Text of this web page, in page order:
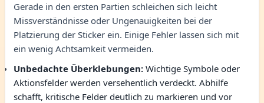
Gerade in den ersten Partien schleichen sich leicht
Missverständnisse oder Ungenauigkeiten bei der
Platzierung der Sticker ein. Einige Fehler lassen sich mit
ein wenig Achtsamkeit vermeiden.
Unbedachte Überklebungen: Wichtige Symbole oder
Aktionsfelder werden versehentlich verdeckt. Abhilfe
schafft, kritische Felder deutlich zu markieren und vor